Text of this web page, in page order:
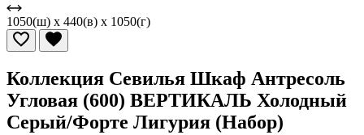
1050(ш) x 440(в) x 1050(г)
Коллекция Севилья Шкаф Антресоль
Угловая (600) ВЕРТИКАЛЬ Холодный
Серый/Форте Лигурия (Набор)